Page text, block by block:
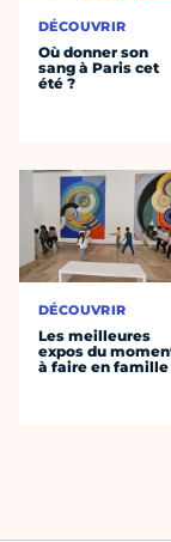
DÉCOUVRIR
Où donner son
sang à Paris cet
été ?
DÉCOUVRIR
Les meilleures
expos du
à faire en famille